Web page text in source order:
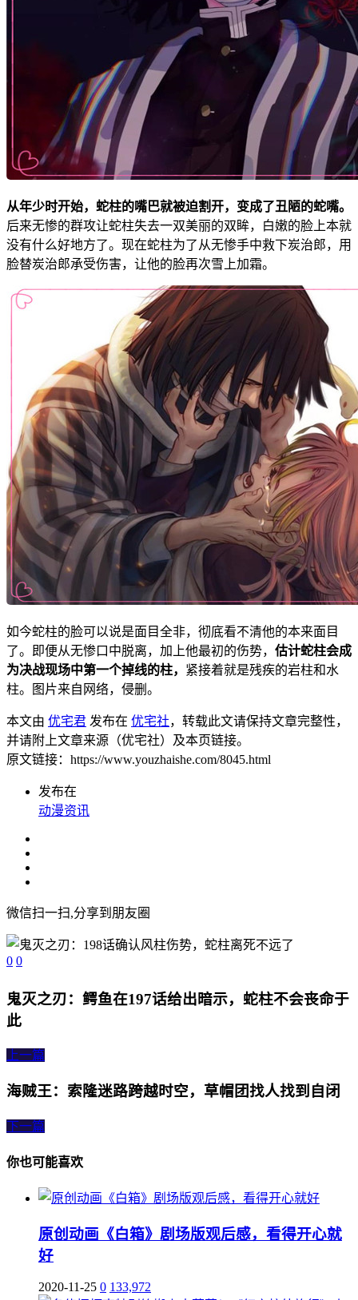
从年少时开始，蛇柱的嘴巴就被迫割开，变成了丑陋的蛇嘴。
后来无惨的群攻让蛇柱失去一双美丽的双眸，白嫩的脸上本就
没有什么好地方了。现在蛇柱为了从无惨手中救下炭治郎，用
脸替炭治郎承受伤害，让他的脸再次雪上加霜。
如今蛇柱的脸可以说是面目全非，彻底看不清他的本来面目
了。即便从无惨口中脱离，加上他最初的伤势， 估计蛇柱会成
为决战现场中第一个掉线的柱， 紧接着就是残疾的岩柱和水
柱。图片来自网络，侵删。
本文由 优宅君 发布在 优宅社，转载此文请保持文章完整性，
并请附上文章来源（优宅社）及本页链接。
原文链接：https://www.youzhaishe.com/8045.html
发布在
动漫资讯
微信扫一扫,分享到朋友圈
0 0
鬼灭之刃：鳄鱼在197话给出暗示，蛇柱不会丧命于
此
上一篇
海贼王：索隆迷路跨越时空，草帽团找人找到自闭
下一篇
你也可能喜欢
原创动画《白箱》剧场版观后感，看得开心就
好
2020-11-25 0 133,972